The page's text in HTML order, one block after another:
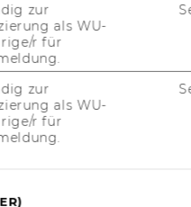
SOCIAL MEDIA
LinkedIn
zur
als WU-
r für
zur
als WU-
r für